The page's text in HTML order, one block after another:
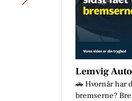
Lemvig
🚗 Hvornår har
bremserne?